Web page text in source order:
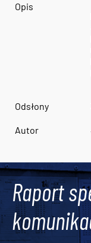
Opis
Odsłony
Autor
Raport